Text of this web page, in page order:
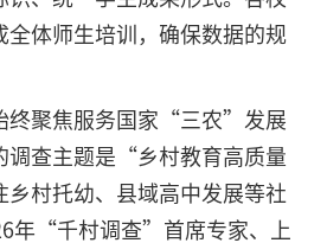
全体师生培训，确保数据的规
终聚焦服务国家“三农”发展
调查主题是“乡村教育高质量
村托幼、县域高中发展等社
年“千村调查”首席专家、上